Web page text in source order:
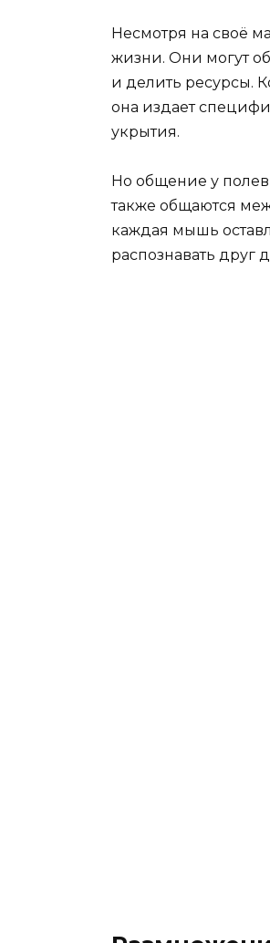
Несмотря на своё
жизни. Они могут
и делить ресурсы.
она издает
укрытия.
Но общение у
также общаются
каждая мышь
распознавать друг